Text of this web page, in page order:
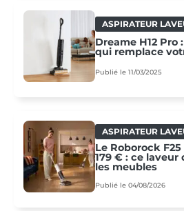
ASPIRATEUR
Dreame H12 Pro
qui remplace
Publié le 11/03/2025
ASPIRATEUR
Le Roborock
179 € : ce laveur
les meubles
Publié le 04/08/2026